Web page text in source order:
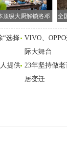
顶级大厨解锁洛邓
美食 优酷《大地私
展示精致美食大宴
全
大
“选择
VIVO、OPPO
际大舞台
提供 23年坚持做老
居变迁